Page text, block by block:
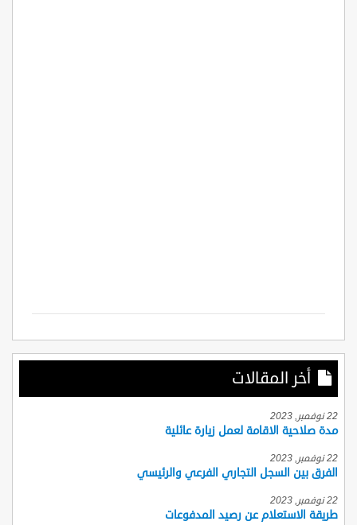
أخر المقالات
22 نوفمبر, 2023
مدة صلاحية الاقامة لعمل زيارة عائلية
22 نوفمبر, 2023
الفرق بين السجل التجاري الفرعي والرئيسي
22 نوفمبر, 2023
طريقة الاستعلام عن رصيد المدفوعات